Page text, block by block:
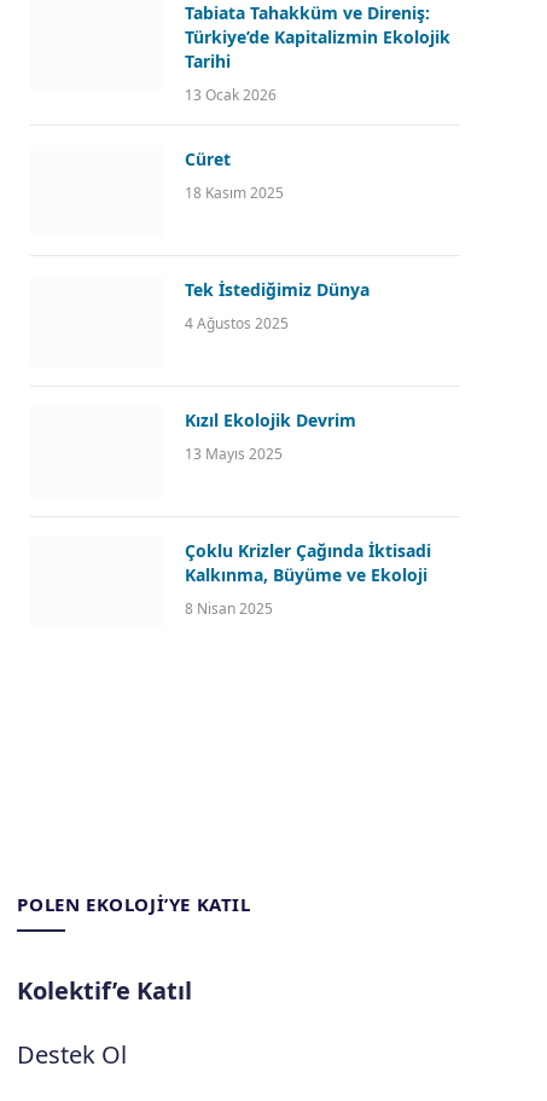
Tabiata Tahakküm ve Direniş:
Türkiye’de Kapitalizmin Ekolojik
Tarihi
13 Ocak 2026
Cüret
18 Kasım 2025
Tek İstediğimiz Dünya
4 Ağustos 2025
Kızıl Ekolojik Devrim
13 Mayıs 2025
Çoklu Krizler Çağında İktisadi
Kalkınma, Büyüme ve Ekoloji
8 Nisan 2025
POLEN EKOLOJI’YE KATIL
Kolektif’e Katıl
Destek Ol